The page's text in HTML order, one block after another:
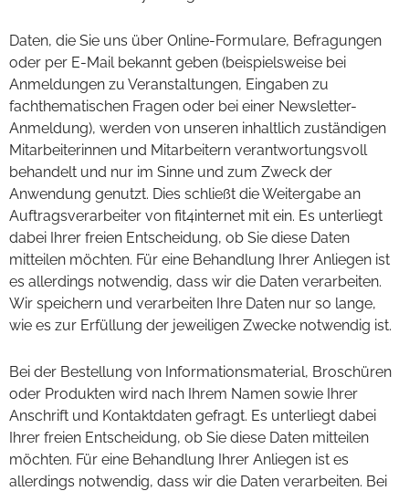
Daten, die Sie uns über Online-Formulare, Befragungen
oder per E-Mail bekannt geben (beispielsweise bei
Anmeldungen zu Veranstaltungen, Eingaben zu
fachthematischen Fragen oder bei einer Newsletter-
Anmeldung), werden von unseren inhaltlich zuständigen
Mitarbeiterinnen und Mitarbeitern verantwortungsvoll
behandelt und nur im Sinne und zum Zweck der
Anwendung genutzt. Dies schließt die Weitergabe an
Auftragsverarbeiter von fit4internet mit ein. Es unterliegt
dabei Ihrer freien Entscheidung, ob Sie diese Daten
mitteilen möchten. Für eine Behandlung Ihrer Anliegen ist
es allerdings notwendig, dass wir die Daten verarbeiten.
Wir speichern und verarbeiten Ihre Daten nur so lange,
wie es zur Erfüllung der jeweiligen Zwecke notwendig ist.
Bei der Bestellung von Informationsmaterial, Broschüren
oder Produkten wird nach Ihrem Namen sowie Ihrer
Anschrift und Kontaktdaten gefragt. Es unterliegt dabei
Ihrer freien Entscheidung, ob Sie diese Daten mitteilen
möchten. Für eine Behandlung Ihrer Anliegen ist es
allerdings notwendig, dass wir die Daten verarbeiten. Bei